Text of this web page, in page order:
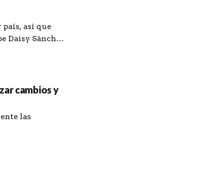
así que
Daisy Sánchez
cambios y
las